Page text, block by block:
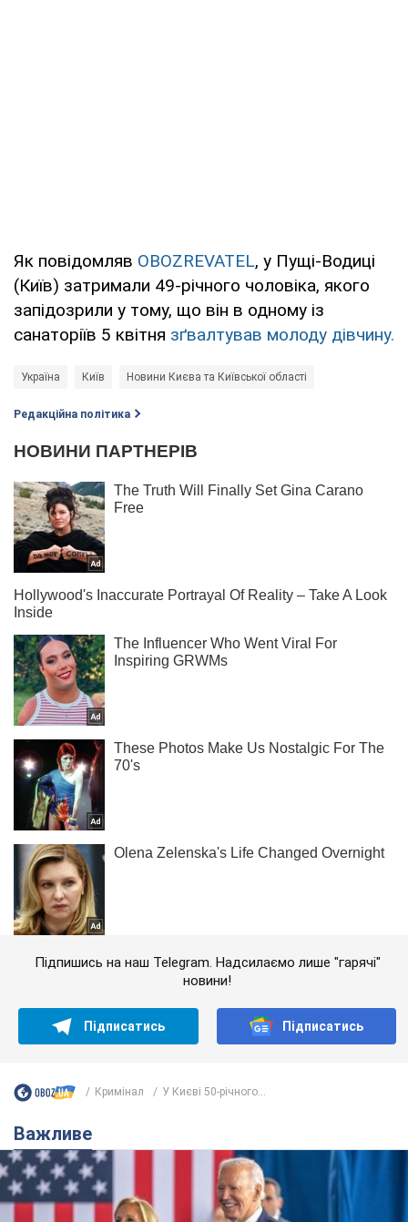
Як повідомляв OBOZREVATEL, у Пущі-Водиці
(Київ) затримали 49-річного чоловіка, якого
запідозрили у тому, що він в одному із
санаторіїв 5 квітня зґвалтував молоду дівчину.
Україна Київ Новини Києва та Київської області
Редакційна політика
Підпишись на наш Telegram. Надсилаємо лише "гарячі"
новини!
Підписатись Підписатись
Кримінал У Києві 50-річного...
Важливе